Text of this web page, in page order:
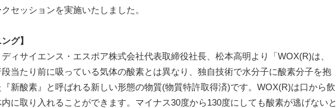
セッションを実施いたしました。
グ】
ディサイエンス・エスポア株式会社代表取締役社長、松本高明より「WOX(R)は、
当たり前に吸っている気体の酸素とは異なり、独自技術で水分子に酸素分子を抱
『新酸素』と呼ばれる新しい形態の物質(物質特許取得済)です。WOX(R)は口から飲
に取り入れることができます。マイナス30度から130度にしても酸素が逃げないと